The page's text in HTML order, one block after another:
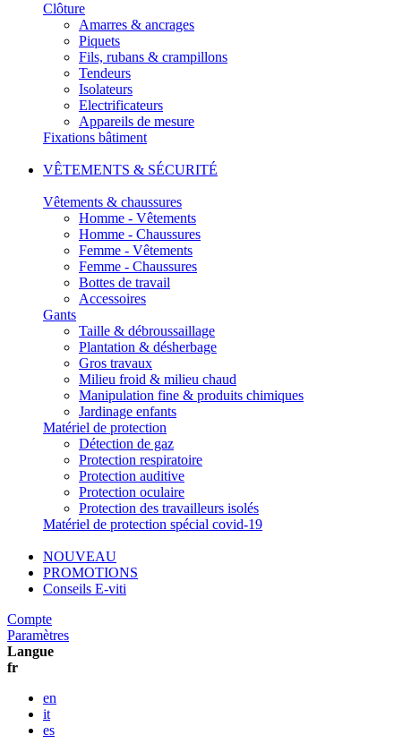
Clôture
Amarres & ancrages
Piquets
Fils, rubans & crampillons
Tendeurs
Isolateurs
Electrificateurs
Appareils de mesure
Fixations bâtiment
VÊTEMENTS & SÉCURITÉ
Vêtements & chaussures
Homme - Vêtements
Homme - Chaussures
Femme - Vêtements
Femme - Chaussures
Bottes de travail
Accessoires
Gants
Taille & débroussaillage
Plantation & désherbage
Gros travaux
Milieu froid & milieu chaud
Manipulation fine & produits chimiques
Jardinage enfants
Matériel de protection
Détection de gaz
Protection respiratoire
Protection auditive
Protection oculaire
Protection des travailleurs isolés
Matériel de protection spécial covid-19
NOUVEAU
PROMOTIONS
Conseils E-viti
Compte
Paramètres
Langue
fr
en
it
es